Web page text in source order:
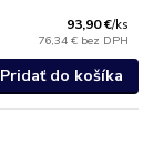
93,90 €/ks
76,34 € bez DPH
Pridať do košíka